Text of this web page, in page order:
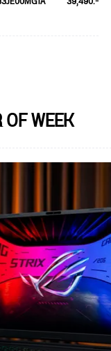
WEEK